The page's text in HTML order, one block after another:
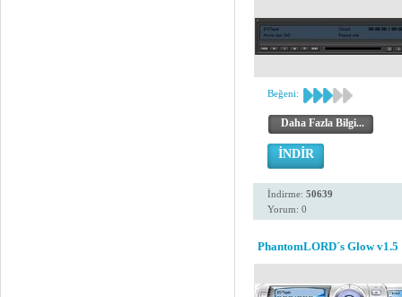
Beğeni:
Daha Fazla Bilgi...
İNDİR
İndirme: 50639
Yorum: 0
PhantomLORD´s Glow v1.5